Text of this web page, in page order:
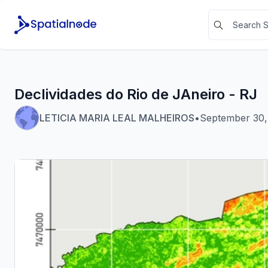
Declividades do Rio de JAneiro - RJ
LETICIA MARIA LEAL MALHEIROS•September